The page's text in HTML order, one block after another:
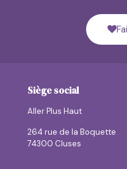
Siège social
Aller Plus Haut
264 rue de la Boquette
74300 Cluses